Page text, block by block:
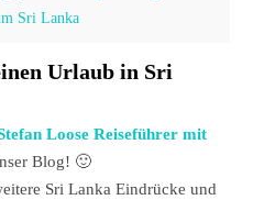
Sri Lanka
Urlaub in Sri
Loose Reiseführer mit
Blog! 🙂
Sri Lanka Eindrücke und